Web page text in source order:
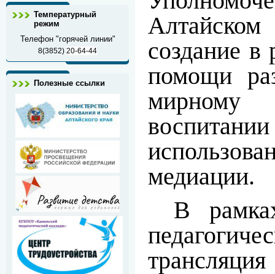
Температурный
режим
Телефон "горячей линии"
8(3852) 20-64-44
Полезные ссылки
создание в
помощи
медиации.
В